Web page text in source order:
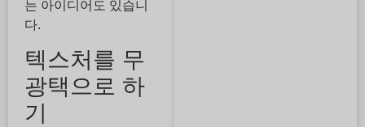
는 아이디어도 있습니
다.
텍스처를 무
광택으로 하
기